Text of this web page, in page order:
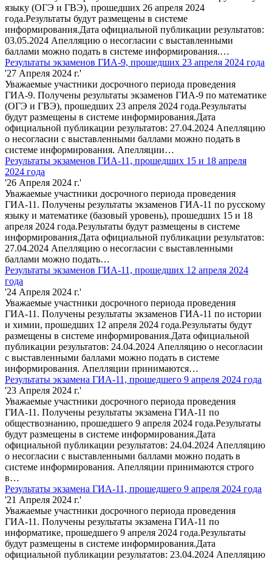
языку (ОГЭ и ГВЭ), прошедших 26 апреля 2024
года.Результаты будут размещены в системе
информирования.Дата официальной публикации результатов:
03.05.2024 Апелляцию о несогласии с выставленными
баллами можно подать в системе информирования.…
Результаты экзаменов ГИА-9, прошедших 23 апреля 2024 года
'27 Апреля 2024 г.'
Уважаемые участники досрочного периода проведения
ГИА-9. Получены результаты экзаменов ГИА-9 по математике
(ОГЭ и ГВЭ), прошедших 23 апреля 2024 года.Результаты
будут размещены в системе информирования.Дата
официальной публикации результатов: 27.04.2024 Апелляцию
о несогласии с выставленными баллами можно подать в
системе информирования. Апелляции…
Результаты экзаменов ГИА-11, прошедших 15 и 18 апреля
2024 года
'26 Апреля 2024 г.'
Уважаемые участники досрочного периода проведения
ГИА-11. Получены результаты экзаменов ГИА-11 по русскому
языку и математике (базовый уровень), прошедших 15 и 18
апреля 2024 года.Результаты будут размещены в системе
информирования.Дата официальной публикации результатов:
27.04.2024 Апелляцию о несогласии с выставленными
баллами можно подать…
Результаты экзаменов ГИА-11, прошедших 12 апреля 2024
года
'24 Апреля 2024 г.'
Уважаемые участники досрочного периода проведения
ГИА-11. Получены результаты экзаменов ГИА-11 по истории
и химии, прошедших 12 апреля 2024 года.Результаты будут
размещены в системе информирования.Дата официальной
публикации результатов: 24.04.2024 Апелляцию о несогласии
с выставленными баллами можно подать в системе
информирования. Апелляции принимаются…
Результаты экзамена ГИА-11, прошедшего 9 апреля 2024 года
'23 Апреля 2024 г.'
Уважаемые участники досрочного периода проведения
ГИА-11. Получены результаты экзамена ГИА-11 по
обществознанию, прошедшего 9 апреля 2024 года.Результаты
будут размещены в системе информирования.Дата
официальной публикации результатов: 24.04.2024 Апелляцию
о несогласии с выставленными баллами можно подать в
системе информирования. Апелляции принимаются строго
в…
Результаты экзамена ГИА-11, прошедшего 9 апреля 2024 года
'21 Апреля 2024 г.'
Уважаемые участники досрочного периода проведения
ГИА-11. Получены результаты экзамена ГИА-11 по
информатике, прошедшего 9 апреля 2024 года.Результаты
будут размещены в системе информирования.Дата
официальной публикации результатов: 23.04.2024 Апелляцию